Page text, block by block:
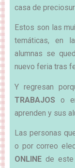
casa de
Estos son las
temáticas, en
alumnas se
nuevo feria tras
Y regresan
TRABAJOS o
aprenden y sus
Las personas
o por correo
ONLINE de